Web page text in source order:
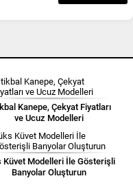
Kanepe, Çekyat Fiyatları
ve Ucuz Modelleri
Küvet Modelleri İle Gösterişli
Banyolar Oluşturun